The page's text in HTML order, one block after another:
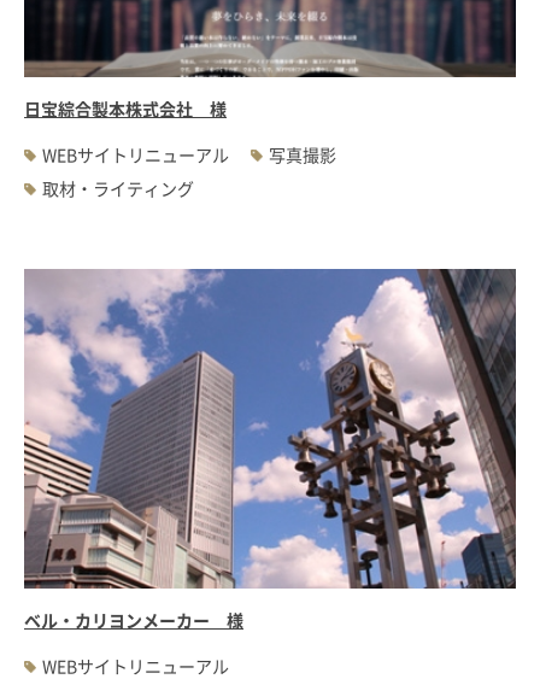
日宝綜合製本株式会社 様
WEBサイトリニューアル
写真撮影
取材・ライティング
ベル・カリヨンメーカー 様
WEBサイトリニューアル